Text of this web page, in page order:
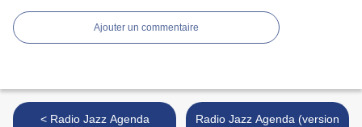
Ajouter un commentaire
< Radio Jazz Agenda
Radio Jazz Agenda (version